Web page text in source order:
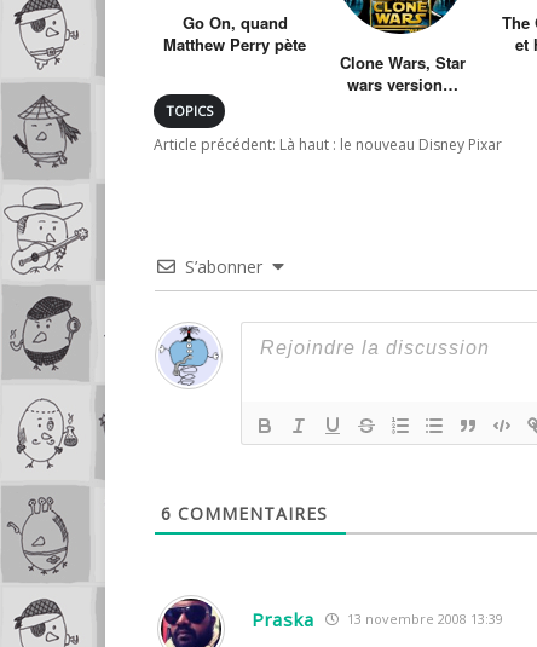
Go On, quand
Matthew Perry pète
Clone Wars, Star
wars version…
The
et
TOPICS
Article précédent: Là haut : le nouveau Disney Pixar
S’abonner
6 COMMENTAIRES
Praska 13 novembre 2008 13:39